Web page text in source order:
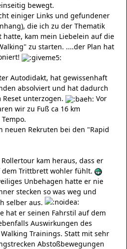
bewegt.
einiger Links und gefundener
die ich zu der Thematik
hatte, kam mein Liebelein auf die
zu starten. ....der Plan hat
Autodidakt, hat gewissenhaft
absolviert und hat dadurch
unterzogen.
Vor
wir zu Fuß ca 16 km
neuen Rekruten bei den "Rapid
kam heraus, dass er
Trittbrett wohler fühlt.
Unbehagen hatte er nie
stecken so was weg und
selber aus.
hat er seinen Fahrstil auf dem
Auswirkungen des
Trainings. Statt mit sehr
Abstoßbewegungen